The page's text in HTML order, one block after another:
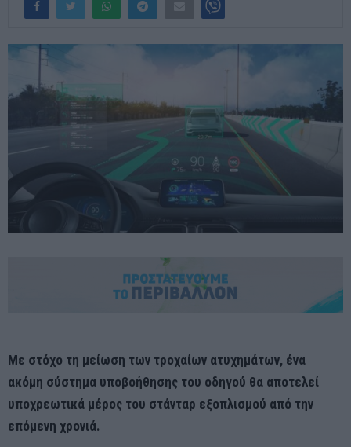
Με στόχο τη μείωση των τροχαίων ατυχημάτων, ένα
ακόμη σύστημα υποβοήθησης του οδηγού θα αποτελεί
υποχρεωτικά μέρος του στάνταρ εξοπλισμού από την
επόμενη χρονιά.